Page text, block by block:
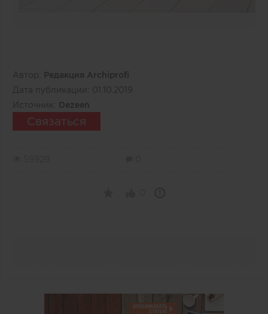
Автор:
Редакция Archiprofi
Дата публикации: 01.10.2019
Источник:
Dezeen
Связаться